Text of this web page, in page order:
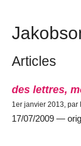
Articles
des lettres,
1er janvier 2013, par
17/07/2009 —